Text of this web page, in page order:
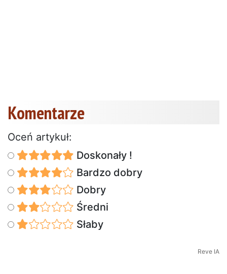
Komentarze
Oceń artykuł:
Doskonały !
Bardzo dobry
Dobry
Średni
Słaby
Reve IA